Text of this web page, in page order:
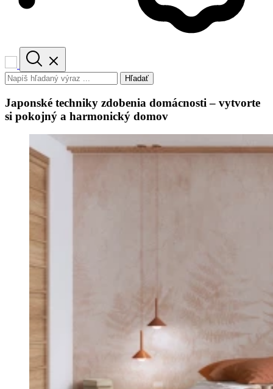
Hľadať
Japonské techniky zdobenia domácnosti – vytvorte
si pokojný a harmonický domov